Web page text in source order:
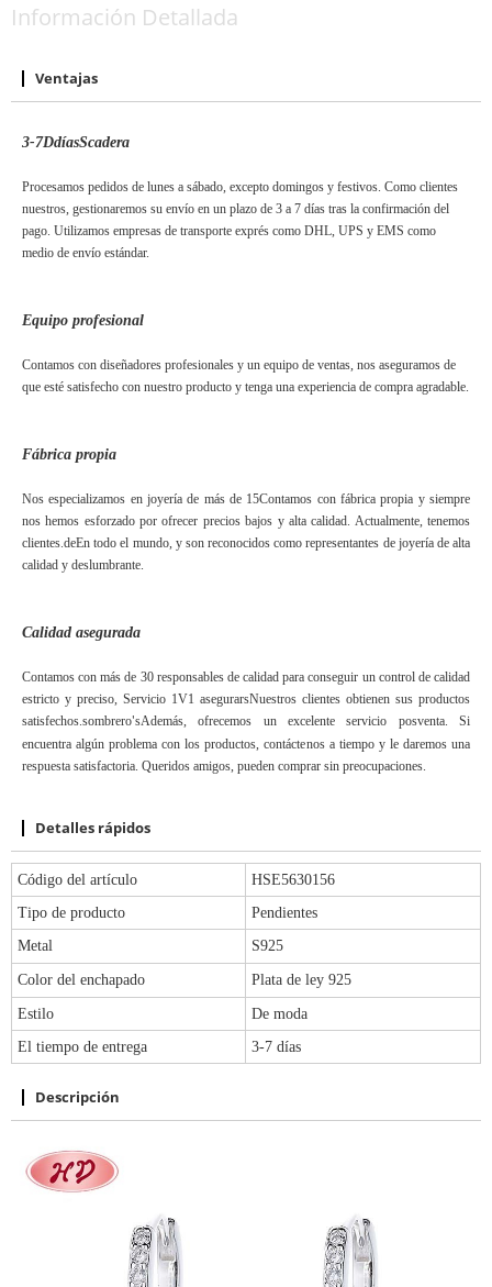
Información Detallada
Ventajas
3-7DdíasScadera
Procesamos pedidos de lunes a sábado, excepto domingos y festivos. Como clientes
nuestros, gestionaremos su envío en un plazo de 3 a 7 días tras la confirmación del
pago. Utilizamos empresas de transporte exprés como DHL, UPS y EMS como
medio de envío estándar.
Equipo profesional
Contamos con diseñadores profesionales y un equipo de ventas, nos aseguramos de
que esté satisfecho con nuestro producto y tenga una experiencia de compra agradable.
Fábrica propia
Nos especializamos en joyería de más de 15Contamos con fábrica propia y siempre
nos hemos esforzado por ofrecer precios bajos y alta calidad. Actualmente, tenemos
clientes.deEn todo el mundo, y son reconocidos como representantes de joyería de alta
calidad y deslumbrante.
Calidad asegurada
Contamos con más de 30 responsables de calidad para conseguir un control de calidad
estricto y preciso, Servicio 1V1 asegurarsNuestros clientes obtienen sus productos
satisfechos.sombrero'sAdemás, ofrecemos un excelente servicio posventa. Si
encuentra algún problema con los productos, contáctenos a tiempo y le daremos una
respuesta satisfactoria. Queridos amigos, pueden comprar sin preocupaciones.
Detalles rápidos
Código del artículo
HSE5630156
Tipo de producto
Pendientes
Metal
S925
Color del enchapado Plata de ley 925
Estilo
De moda
El tiempo de entrega
3-7 días
Descripción